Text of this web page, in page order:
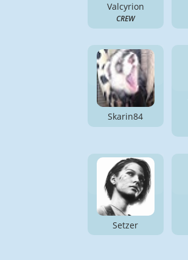
Valcyrion
CREW
Skarin84
Setzer